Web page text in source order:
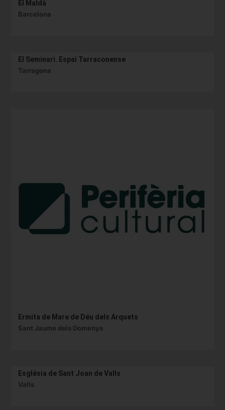
El Maldà
Barcelona
El Seminari. Espai Tarraconense
Tarragona
Ermita de Mare de Déu dels Arquets
Sant Jaume dels Domenys
Església de Sant Joan de Valls
Valls